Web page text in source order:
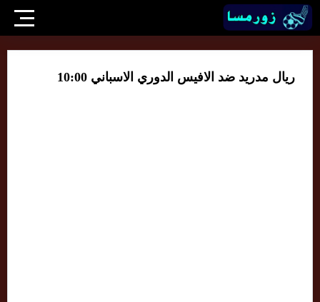
ريال مدريد ضد الافيس الدوري الاسباني 10:00